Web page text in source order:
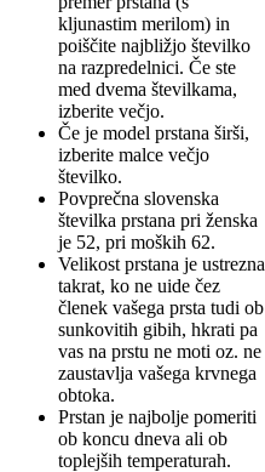
kljunastim merilom) in
poiščite najbližjo številko
na razpredelnici. Če ste
med dvema številkama,
izberite večjo.
Če je model prstana širši,
izberite malce večjo
številko.
Povprečna slovenska
številka prstana pri ženska
je 52, pri moških 62.
Velikost prstana je ustrezna
takrat, ko ne uide čez
členek vašega prsta tudi ob
sunkovitih gibih, hkrati pa
vas na prstu ne moti oz. ne
zaustavlja vašega krvnega
obtoka.
Prstan je najbolje pomeriti
ob koncu dneva ali ob
toplejših temperaturah.